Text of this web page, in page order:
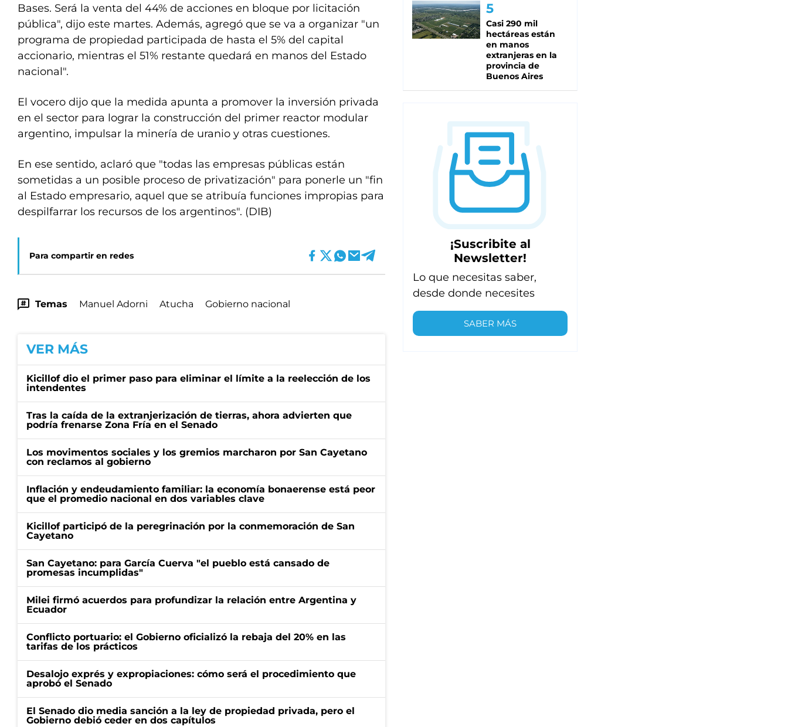
Bases. Será la venta del 44% de acciones en bloque por licitación
pública", dijo este martes. Además, agregó que se va a organizar "un
programa de propiedad participada de hasta el 5% del capital
accionario, mientras el 51% restante quedará en manos del Estado
nacional".
El vocero dijo que la medida apunta a promover la inversión privada
en el sector para lograr la construcción del primer reactor modular
argentino, impulsar la minería de uranio y otras cuestiones.
En ese sentido, aclaró que "todas las empresas públicas están
sometidas a un posible proceso de privatización" para ponerle un "fin
al Estado empresario, aquel que se atribuía funciones impropias para
despilfarrar los recursos de los argentinos". (DIB)
Para compartir en redes
Temas Manuel Adorni Atucha Gobierno nacional
VER MÁS
Kicillof dio el primer paso para eliminar el límite a la reelección de los
intendentes
Tras la caída de la extranjerización de tierras, ahora advierten que
podría frenarse Zona Fría en el Senado
Los movimentos sociales y los gremios marcharon por San Cayetano
con reclamos al gobierno
Inflación y endeudamiento familiar: la economía bonaerense está peor
que el promedio nacional en dos variables clave
Kicillof participó de la peregrinación por la conmemoración de San
Cayetano
San Cayetano: para García Cuerva "el pueblo está cansado de
promesas incumplidas"
Milei firmó acuerdos para profundizar la relación entre Argentina y
Ecuador
Conflicto portuario: el Gobierno oficializó la rebaja del 20% en las
tarifas de los prácticos
Desalojo exprés y expropiaciones: cómo será el procedimiento que
aprobó el Senado
El Senado dio media sanción a la ley de propiedad privada, pero el
Gobierno debió ceder en dos capítulos
Casi 290 mil
hectáreas están
en manos
extranjeras en la
provincia de
Buenos Aires
¡Suscribite al
Newsletter!
Lo que necesitas saber,
desde donde necesites
SABER MÁS